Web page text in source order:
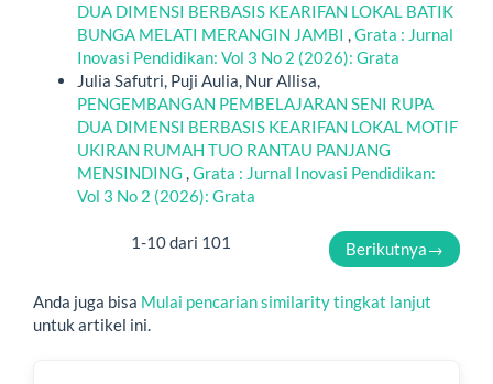
DUA DIMENSI BERBASIS KEARIFAN LOKAL BATIK
BUNGA MELATI MERANGIN JAMBI ,Grata : Jurnal
Inovasi Pendidikan: Vol 3 No 2 (2026): Grata
Julia Safutri, Puji Aulia, Nur Allisa,
PENGEMBANGAN PEMBELAJARAN SENI RUPA
DUA DIMENSI BERBASIS KEARIFAN LOKAL MOTIF
UKIRAN RUMAH TUO RANTAU PANJANG
MENSINDING ,Grata : Jurnal Inovasi Pendidikan:
Vol 3 No 2 (2026): Grata
1-10 dari 101 Berikutnya→
Anda juga bisa Mulai pencarian similarity tingkat lanjut
untuk artikel ini.